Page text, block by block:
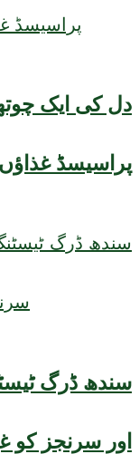
دل کی ایک
پراسیسڈ
اور سرنجز کو